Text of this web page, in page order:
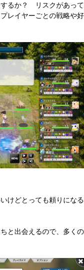
るか？ リスクがあって
レイヤーごとの戦略や好
けどとっても頼りになる
と出会えるので、多くの